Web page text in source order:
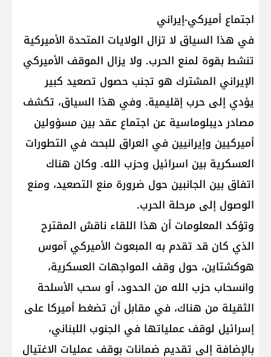
اجتماع أميركي-إيراني
في هذا السياق لا تزال الولايات المتحدة الأميركية
تنشط بقوة لمنع الحرب. ولا يزال الموقف الأميركي
الإيراني المشترك هو تجنب حصول تصعيد كبير
يؤدي إلى حرب إقليمية. وفي هذا السياق، تكشف
مصادر ديبلوماسية عن اجتماع عقد بين مسؤولين
أميركيين وإيرانيين في العراق للبحث في التطورات
العسكرية بين اسرائيل وحزب الله. وكان هناك
اتفاق بين الجانبين حول ضرورة منع التصعيد، ومنع
الوصول إلى مرحلة الحرب.
وتؤكد المعلومات أن هذا اللقاء ناقش المقترح
الذي كان قد تقدم به المبعوث الأميركي آموس
هوكشتاين، حول وقف المواجهات العسكرية،
وانسحاب حزب الله من الحدود، أو سحب الأسلحة
الثقيلة من هناك، في مقابل أن تضغط أميركا على
إسرائيل لوقف عملياتها في الجنوب اللبناني،
بالإضافة إلى تقديم ضمانات بوقف عمليات الاغتيال